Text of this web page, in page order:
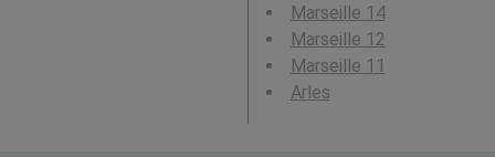
Marseille 14
Marseille 12
Marseille 11
Arles